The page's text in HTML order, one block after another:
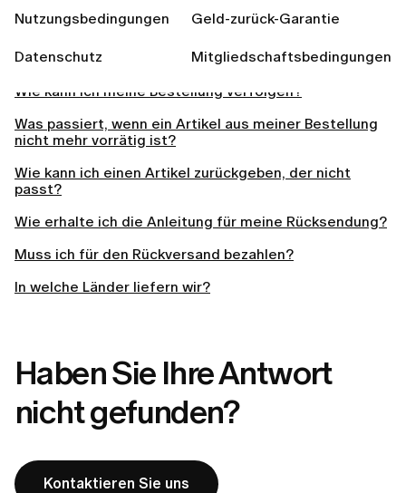
Nutzungsbedingungen Geld-zurück-Garantie
Datenschutz Mitgliedschaftsbedingungen
Fallen für die Lieferung Versandkosten an?
tun?
Wie kann ich meine Bestellung verfolgen?
Was passiert, wenn ein Artikel aus meiner Bestellung
nicht mehr vorrätig ist?
Wie kann ich einen Artikel zurückgeben, der nicht
passt?
Wie erhalte ich die Anleitung für meine Rücksendung?
Muss ich für den Rückversand bezahlen?
In welche Länder liefern wir?
Haben Sie Ihre Antwort
nicht gefunden?
Kontaktieren Sie uns